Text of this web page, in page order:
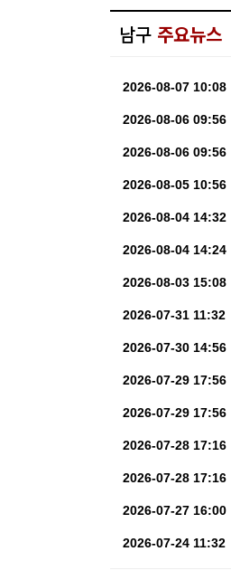
남구 주요뉴스
2026-08-07 10:08
2026-08-06 09:56
2026-08-06 09:56
2026-08-05 10:56
2026-08-04 14:32
2026-08-04 14:24
2026-08-03 15:08
2026-07-31 11:32
2026-07-30 14:56
2026-07-29 17:56
2026-07-29 17:56
2026-07-28 17:16
2026-07-28 17:16
2026-07-27 16:00
2026-07-24 11:32